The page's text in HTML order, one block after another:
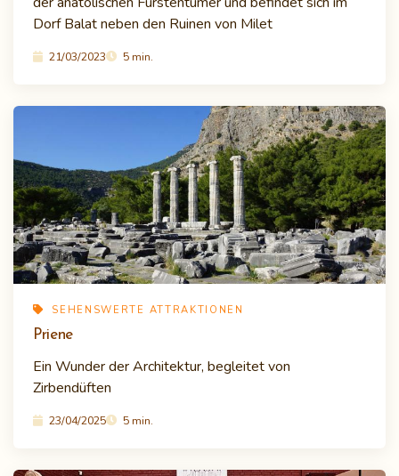
Dorf Balat neben den Ruinen von Milet
21/03/2023 5 min.
SEHENSWERTE ATTRAKTIONEN
Priene
Ein Wunder der Architektur, begleitet von
Zirbendüften
23/04/2025 5 min.